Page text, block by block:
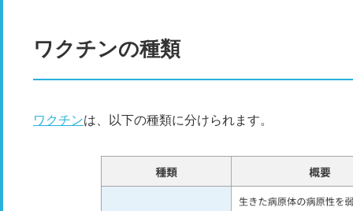
ワクチンの種類
ワクチンは、以下の種類に分けられます。